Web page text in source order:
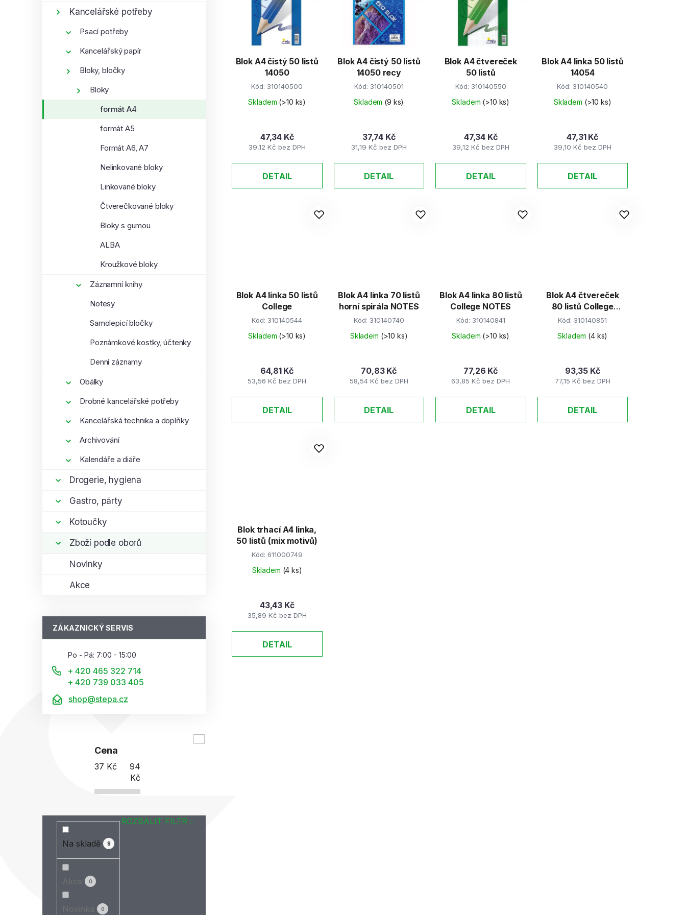
Kancelářské potřeby
Psací potřeby
Kancelářský papír
Bloky, bločky
Bloky
formát A4
formát A5
Formát A6, A7
Nelinkované bloky
Linkované bloky
Čtverečkované bloky
Bloky s gumou
ALBA
Kroužkové bloky
Záznamní knihy
Notesy
Samolepicí bločky
Poznámkové kostky, účtenky
Denní záznamy
Obálky
Drobné kancelářské potřeby
Kancelářská technika a doplňky
Archivování
Kalendáře a diáře
Drogerie, hygiena
Gastro, párty
Kotoučky
Zboží podle oborů
Novinky
Akce
ZÁKAZNICKÝ SERVIS
Po - Pá: 7:00 - 15:00
+ 420 465 322 714
+ 420 739 033 405
shop@stepa.cz
Cena
37 Kč
94
Kč
Na skladě 9
0
0
ROZBALIT FILTR
r
o
u
t
ů
Blok A4 čistý 50 listů
14050
Kód:310140500
Skladem (>10 ks)
39,12 Kč bez DPH
47,34 Kč
DETAIL
Blok A4 čistý 50 listů
14050 recy
Kód: 310140501
Skladem (9 ks)
31,19 Kč bez DPH
37,74 Kč
DETAIL
Blok A4 čtvereček
50 listů
Kód: 310140550
Skladem (>10 ks)
39,12 Kč bez DPH
47,34 Kč
DETAIL
Blok A4 linka 50 listů
14054
Kód:310140540
Skladem (>10 ks)
39,10 Kč bez DPH
47,31 Kč
DETAIL
Blok A4 linka 50 listů
College
Kód:310140544
Skladem (>10 ks)
53,56 Kč bez DPH
64,81 Kč
DETAIL
Blok A4 linka 70 listů
horní spirála NOTES
Kód: 310140740
Skladem (>10 ks)
58,54 Kč bez DPH
70,83 Kč
DETAIL
Blok A4 linka 80 listů
College NOTES
Kód: 310140841
Skladem (>10 ks)
63,85 Kč bez DPH
77,26 Kč
DETAIL
Blok A4 čtvereček
80 listů College
NOTES
Kód:310140851
Skladem (4 ks)
77,15 Kč bez DPH
93,35 Kč
DETAIL
Blok trhací A4 linka,
50 listů (mix motivů)
Kód: 611000749
Skladem (4 ks)
35,89 Kč bez DPH
43,43 Kč
DETAIL